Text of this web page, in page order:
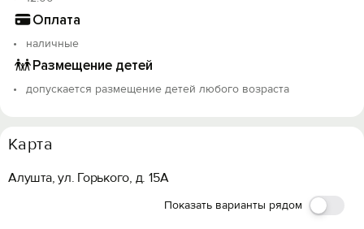
Оплата
наличные
Размещение детей
допускается размещение детей любого возраста
Карта
Алушта, ул. Горького, д. 15А
Показать варианты рядом